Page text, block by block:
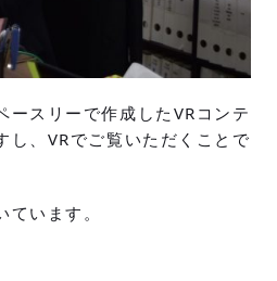
スリーで作成したVRコンテ
し、VRでご覧いただくことで
います。